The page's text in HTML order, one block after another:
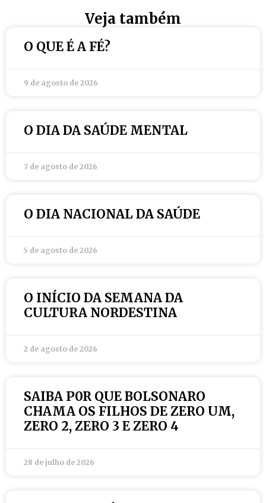
Veja também
O QUE É A FÉ?
9 de agosto de 2026
O DIA DA SAÚDE MENTAL
7 de agosto de 2026
O DIA NACIONAL DA SAÚDE
5 de agosto de 2026
O INÍCIO DA SEMANA DA
CULTURA NORDESTINA
2 de agosto de 2026
SAIBA P0R QUE BOLSONARO
CHAMA OS FILHOS DE ZERO UM,
ZERO 2, ZERO 3 E ZERO 4
28 de julho de 2026